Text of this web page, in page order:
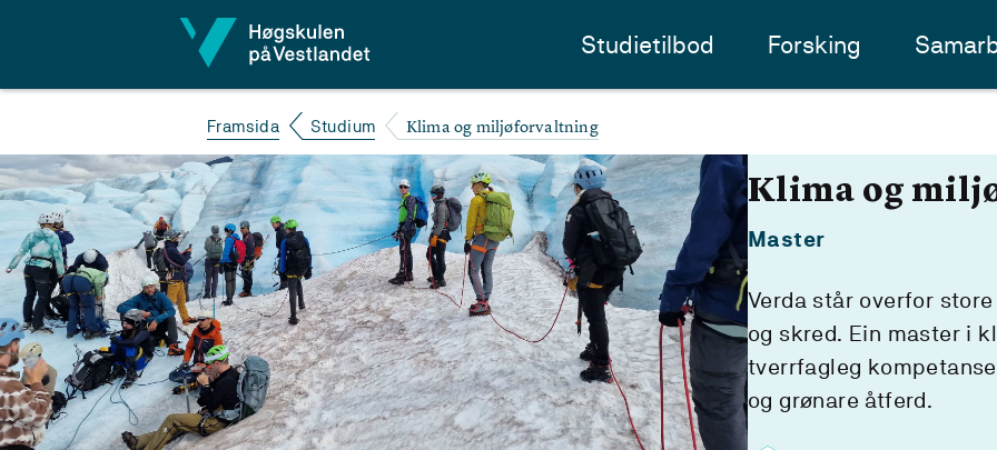
Studietilbod Forsking
Framsida Studium Klima og miljøforvaltning
Klima og
Master
Verda står overfor
og skred. Ein master i
tverrfagleg
og grønare åtferd.